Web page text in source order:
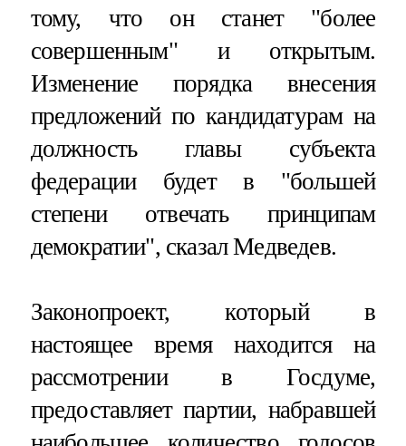
тому, что он станет "более
совершенным" и открытым.
Изменение порядка внесения
предложений по кандидатурам на
должность главы субъекта
федерации будет в "большей
степени отвечать принципам
демократии", сказал Медведев.
Законопроект, который в
настоящее время находится на
рассмотрении в Госдуме,
предоставляет партии, набравшей